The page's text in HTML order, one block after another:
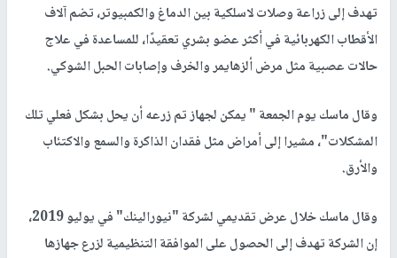
تهدف إلى زراعة وصلات لاسلكية بين الدماغ والكمبيوتر، تضم آلاف
الأقطاب الكهربائية في أكثر عضو بشري تعقيدًا، للمساعدة في علاج
حالات عصبية مثل مرض ألزهايمر والخرف وإصابات الحبل الشوكي.
وقال ماسك يوم الجمعة " يمكن لجهاز تم زرعه أن يحل بشكل فعلي تلك
المشكلات"، مشيرا إلى أمراض مثل فقدان الذاكرة والسمع والاكتئاب
والأرق.
وقال ماسك خلال عرض تقديمي لشركة "نيورالينك" في يوليو 2019،
إن الشركة تهدف إلى الحصول على الموافقة التنظيمية لزرع جهازها